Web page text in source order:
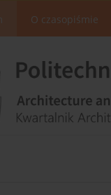
O czasopiśmie